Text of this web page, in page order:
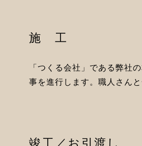
施 工
「つくる会社」である弊社
事を進行します。職人さん
竣工／お引渡し